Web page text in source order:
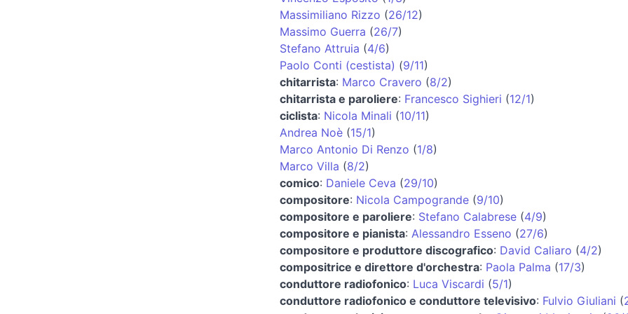
Massimiliano Rizzo (26/12)
Massimo Guerra (26/7)
Stefano Attruia (4/6)
Paolo Conti (cestista) (9/11)
chitarrista: Marco Cravero (8/2)
chitarrista e paroliere: Francesco Sighieri (12/1)
ciclista: Nicola Minali (10/11)
Andrea Noè (15/1)
Marco Antonio Di Renzo (1/8)
Marco Villa (8/2)
comico: Daniele Ceva (29/10)
compositore: Nicola Campogrande (9/10)
compositore e paroliere: Stefano Calabrese (4/9)
compositore e pianista: Alessandro Esseno (27/6)
compositore e produttore discografico: David Caliaro (4/2)
compositrice e direttore d'orchestra: Paola Palma (17/3)
conduttore radiofonico: Luca Viscardi (5/1)
conduttore radiofonico e conduttore televisivo: Fulvio Giuliani (